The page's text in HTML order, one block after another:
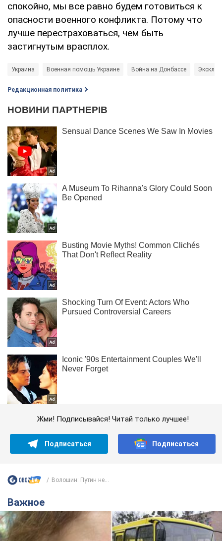
спокойно, мы все равно будем готовиться к
опасности военного конфликта. Потому что
лучше перестраховаться, чем быть
застигнутым врасплох.
Украина Военная помощь Украине Война на Донбассе
Редакционная политика
Жми! Подписывайся! Читай только лучшее!
Подписаться Подписаться
Волошин: Путин не...
Важное